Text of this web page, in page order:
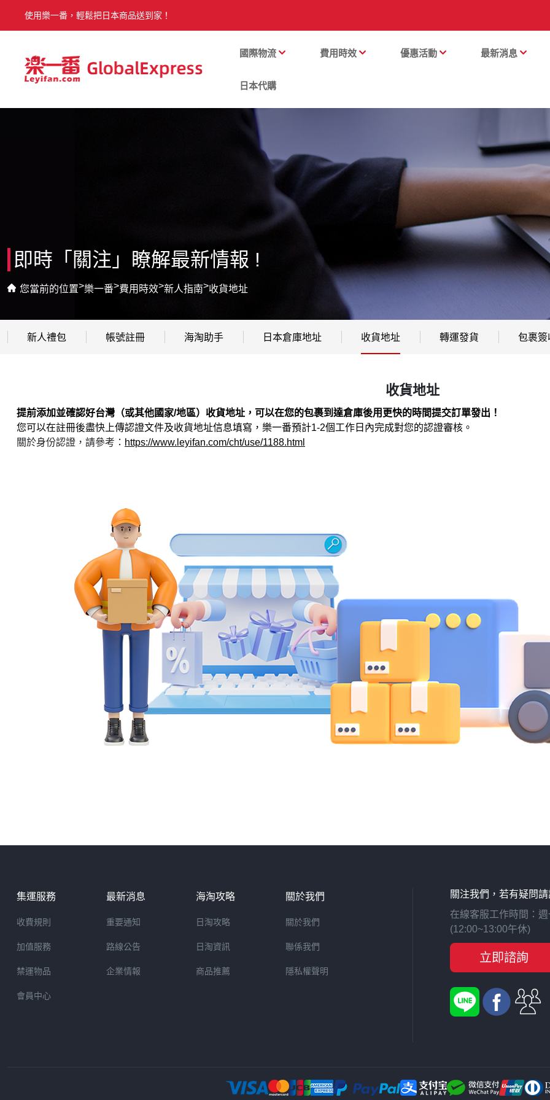
使用樂一番，輕鬆把日本商品送到家！
國際物流 費用時效 優惠活動 最新消息
日本代購
即時「關注」瞭解最新情報 !
您當前的位置>樂一番>費用時效>新人指南>收貨地址
新人禮包 帳號註冊 海淘助手 日本倉庫地址 收貨地址 轉運發貨 包裹簽
收貨地址
提前添加並確認好台灣（或其他國家/地區）收貨地址，可以在您的包裹到達倉庫後用更快的時間提交訂單發出！
您可以在註冊後盡快上傳認證文件及收貨地址信息填寫，樂一番預計1-2個工作日內完成對您的認證審核。
關於身份認證，請參考： https://www.leyifan.com/cht/use/1188.html
集運服務
收費規則
加值服務
禁運物品
會員中心
最新消息
重要通知
路線公告
企業情報
海淘攻略
日淘攻略
日淘資訊
商品推薦
關於我們
關於我們
聯係我們
隱私權聲明
關注我們，若有疑問
在線客服工作時間：
(12:00~13:00午休)
立即諮詢